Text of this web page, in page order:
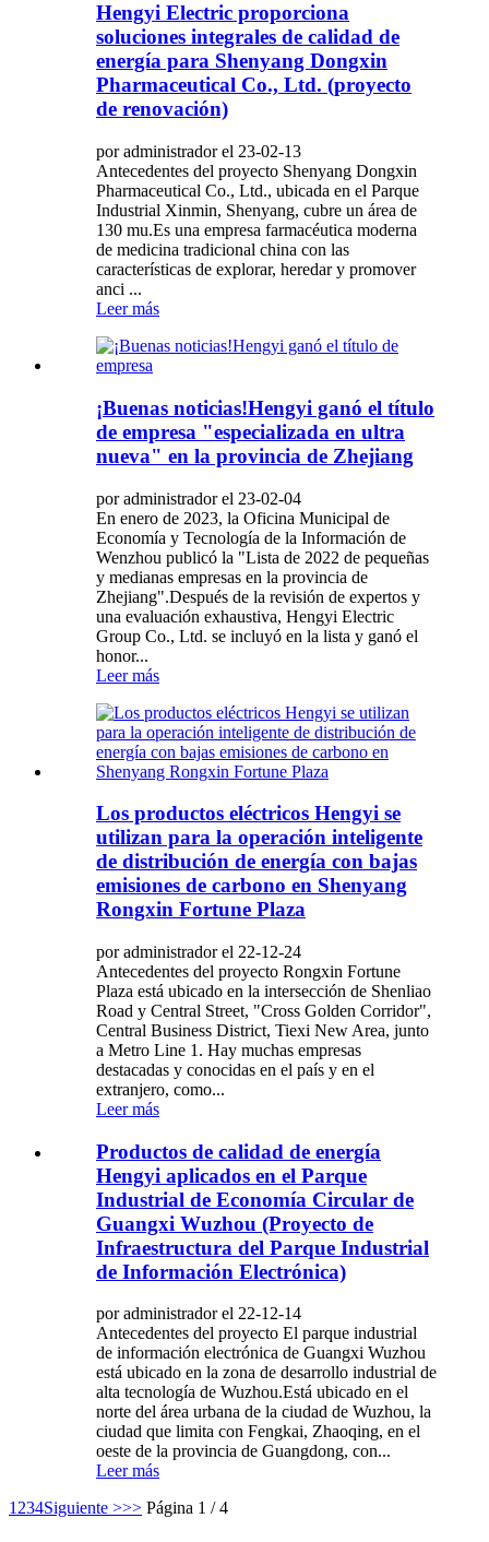
Hengyi Electric proporciona
soluciones integrales de calidad de
energía para Shenyang Dongxin
Pharmaceutical Co., Ltd. (proyecto
de renovación)
por administrador el 23-02-13
Antecedentes del proyecto Shenyang Dongxin
Pharmaceutical Co., Ltd., ubicada en el Parque
Industrial Xinmin, Shenyang, cubre un área de
130 mu.Es una empresa farmacéutica moderna
de medicina tradicional china con las
características de explorar, heredar y promover
anci ...
Leer más
¡Buenas noticias!Hengyi ganó el título
de empresa "especializada en ultra
nueva" en la provincia de Zhejiang
por administrador el 23-02-04
En enero de 2023, la Oficina Municipal de
Economía y Tecnología de la Información de
Wenzhou publicó la "Lista de 2022 de pequeñas
y medianas empresas en la provincia de
Zhejiang".Después de la revisión de expertos y
una evaluación exhaustiva, Hengyi Electric
Group Co., Ltd. se incluyó en la lista y ganó el
honor...
Leer más
Los productos eléctricos Hengyi se
utilizan para la operación inteligente
de distribución de energía con bajas
emisiones de carbono en Shenyang
Rongxin Fortune Plaza
por administrador el 22-12-24
Antecedentes del proyecto Rongxin Fortune
Plaza está ubicado en la intersección de Shenliao
Road y Central Street, "Cross Golden Corridor",
Central Business District, Tiexi New Area, junto
a Metro Line 1. Hay muchas empresas
destacadas y conocidas en el país y en el
extranjero, como...
Leer más
Productos de calidad de energía
Hengyi aplicados en el Parque
Industrial de Economía Circular de
Guangxi Wuzhou (Proyecto de
Infraestructura del Parque Industrial
de Información Electrónica)
por administrador el 22-12-14
Antecedentes del proyecto El parque industrial
de información electrónica de Guangxi Wuzhou
está ubicado en la zona de desarrollo industrial de
alta tecnología de Wuzhou.Está ubicado en el
norte del área urbana de la ciudad de Wuzhou, la
ciudad que limita con Fengkai, Zhaoqing, en el
oeste de la provincia de Guangdong, con...
Leer más
1234Siguiente >>> Página 1 / 4